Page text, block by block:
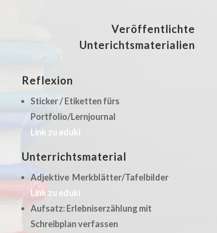
Veröffentlichte
Unterichtsmaterialien
Reflexion
Sticker / Etiketten fürs
Portfolio/Lernjournal
Link zu eduki
Unterrichtsmaterial
Adjektive Merkblätter/Tafelbilder
Link zu eduki
Aufsatz: Erlebniserzählung mit
Schreibplan verfassen